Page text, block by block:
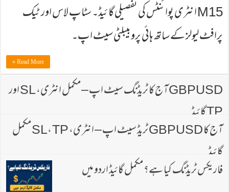
M15 انٹری پوائنٹس کی تفصیلی گائیڈ۔ سٹاپ لاس اور ٹیک
پرافٹ لیولز کے ساتھ ہائی پروبیبلٹی سیٹ اپ۔
Read More »
GBPUSD آج کا ٹریڈنگ سیٹ اپ – مکمل انٹری، SL اور
TP گائیڈ
آج کا GBPUSD ٹریڈ سیٹ اپ – انٹری، SL، TP مکمل
گائیڈ
فاریکس ٹریڈنگ کیا ہے؟ مکمل گائیڈ اردو میں